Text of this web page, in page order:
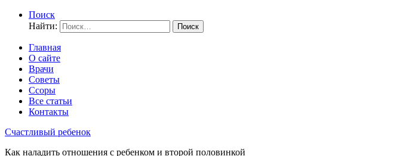
Поиск
Найти:
Главная
О сайте
Врачи
Советы
Ссоры
Все статьи
Контакты
Счастливый ребенок
Как наладить отношения с ребенком и второй половинкой